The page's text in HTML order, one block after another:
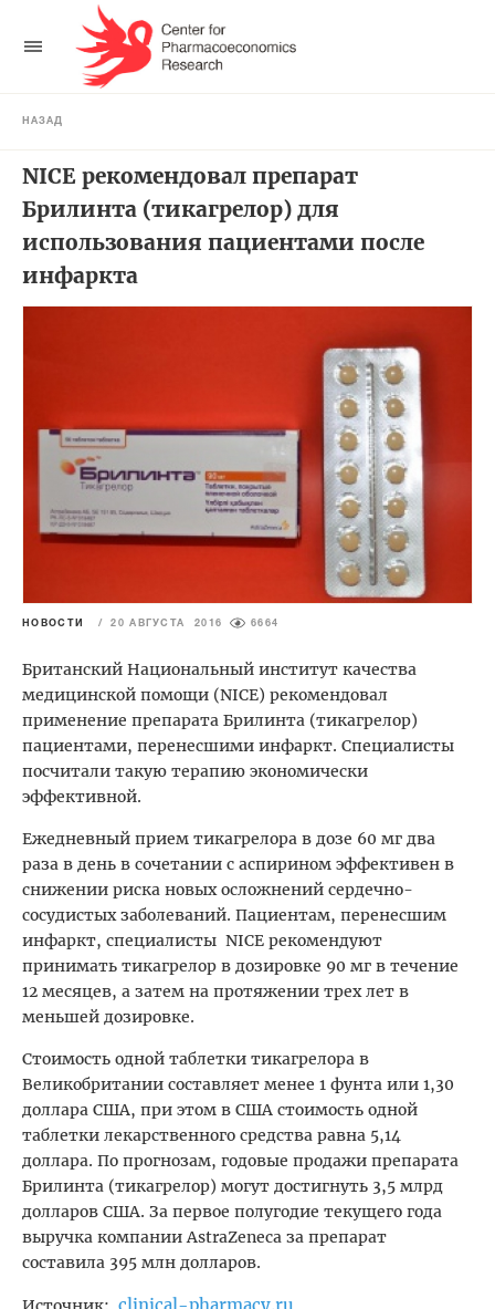
НАЗАД
NICE рекомендовал препарат
Брилинта (тикагрелор) для
использования пациентами после
инфаркта
НОВОСТИ / 20 АВГУСТА 2016 6664
Британский Национальный институт качества
медицинской помощи (NICE) рекомендовал
применение препарата Брилинта (тикагрелор)
пациентами, перенесшими инфаркт. Специалисты
посчитали такую терапию экономически
эффективной.
Ежедневный прием тикагрелора в дозе 60 мг два
раза в день в сочетании с аспирином эффективен в
снижении риска новых осложнений сердечно-
сосудистых заболеваний. Пациентам, перенесшим
инфаркт, специалисты NICE рекомендуют
принимать тикагрелор в дозировке 90 мг в течение
12 месяцев, а затем на протяжении трех лет в
меньшей дозировке.
Стоимость одной таблетки тикагрелора в
Великобритании составляет менее 1 фунта или 1,30
доллара США, при этом в США стоимость одной
таблетки лекарственного средства равна 5,14
доллара. По прогнозам, годовые продажи препарата
Брилинта (тикагрелор) могут достигнуть 3,5 млрд
долларов США. За первое полугодие текущего года
выручка компании AstraZeneca за препарат
составила 395 млн долларов.
clinical-pharmacy.ru